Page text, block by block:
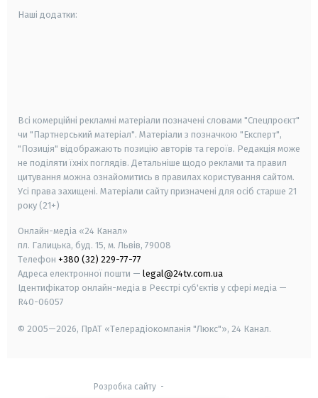
Наші додатки:
Всі комерційні рекламні матеріали позначені словами "Спецпроєкт"
чи "Партнерський матеріал". Матеріали з позначкою "Експерт",
"Позиція" відображають позицію авторів та героїв. Редакція може
не поділяти їхніх поглядів. Детальніше щодо реклами та правил
цитування можна ознайомитись в правилах користування сайтом.
Усі права захищені. Матеріали сайту призначені для осіб старше 21
року (21+)
Онлайн-медіа «24 Канал»
пл. Галицька, буд. 15, м. Львів, 79008
Телефон +380 (32) 229-77-77
Адреса електронної пошти — legal@24tv.com.ua
Ідентифікатор онлайн-медіа в Реєстрі суб'єктів у сфері медіа —
R40-06057
© 2005—2026, ПрАТ «Телерадіокомпанія "Люкс"», 24 Канал.
Розробка сайту-